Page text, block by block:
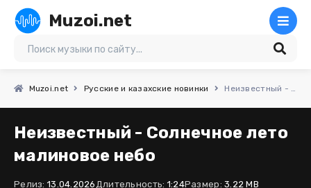
Muzoi.net
Muzoi.net Русские и казахские новинки Неизвестный - Солнечное лето малиновое небо
Неизвестный - Солнечное лето
малиновое небо
Релиз: 13.04.2026Длительность: 1:24Размер: 3.22 MB